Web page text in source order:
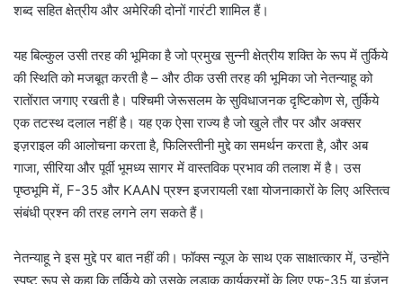
शब्द सहित क्षेत्रीय और अमेरिकी दोनों गारंटी शामिल हैं।
यह बिल्कुल उसी तरह की भूमिका है जो प्रमुख सुन्नी क्षेत्रीय शक्ति के रूप में तुर्किये
की स्थिति को मजबूत करती है – और ठीक उसी तरह की भूमिका जो नेतन्याहू को
रातोंरात जगाए रखती है। पश्चिमी जेरूसलम के सुविधाजनक दृष्टिकोण से, तुर्किये
एक तटस्थ दलाल नहीं है। यह एक ऐसा राज्य है जो खुले तौर पर और अक्सर
इज़राइल की आलोचना करता है, फिलिस्तीनी मुद्दे का समर्थन करता है, और अब
गाजा, सीरिया और पूर्वी भूमध्य सागर में वास्तविक प्रभाव की तलाश में है। उस
पृष्ठभूमि में, F-35 और KAAN प्रश्न इजरायली रक्षा योजनाकारों के लिए अस्तित्व
संबंधी प्रश्न की तरह लगने लग सकते हैं।
नेतन्याहू ने इस मुद्दे पर बात नहीं की। फॉक्स न्यूज के साथ एक साक्षात्कार में, उन्होंने
स्पष्ट रूप से कहा कि तुर्किये को उसके लड़ाकू कार्यक्रमों के लिए एफ-35 या इंजन